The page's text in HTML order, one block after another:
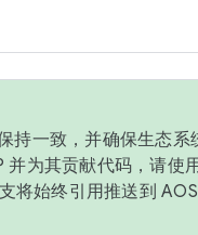
持一致，并确保生态
并为其贡献代码，请使
将始终引用推送到